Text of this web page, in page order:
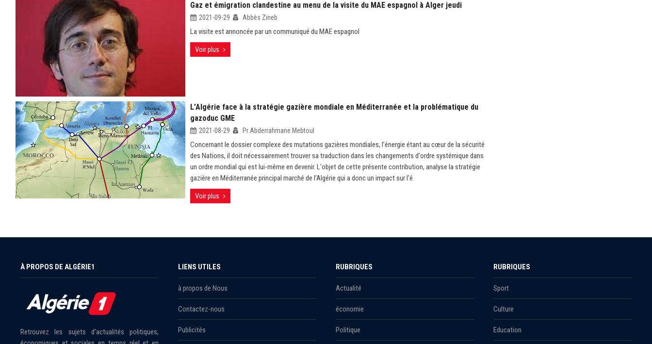
Gaz et émigration clandestine au menu de la visite du MAE espagnol à Alger jeudi
2021-09-29 Abbès Zineb
La visite est annoncée par un communiqué du MAE espagnol
Voir plus
L’Algérie face à la stratégie gazière mondiale en Méditerranée et la problématique du
gazoduc GME
2021-08-29 Pr Abderrahmane Mebtoul
Concernant le dossier complexe des mutations gazières mondiales, l’énergie étant au cœur de la sécurité
des Nations, il doit nécessairement trouver sa traduction dans les changements d'ordre systémique dans
un ordre mondial qui est lui-même en devenir. L'objet de cette présente contribution, analyse la stratégie
gazière en Méditerranée principal marché de l’Algérie qui a donc un impact sur l’é
Voir plus
À PROPOS DE ALGÉRIE1
Retrouvez les sujets d'actualités politiques,
LIENS UTILES
à propos de Nous
Contactez-nous
Publicités
RUBRIQUES
Actualité
économie
Politique
RUBRIQUES
Sport
Culture
Education